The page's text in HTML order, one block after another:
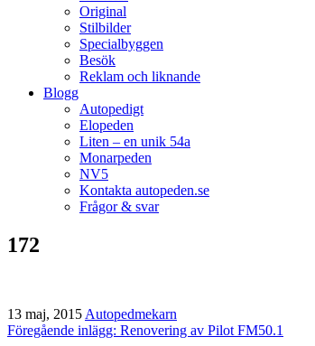
Original
Stilbilder
Specialbyggen
Besök
Reklam och liknande
Blogg
Autopedigt
Elopeden
Liten – en unik 54a
Monarpeden
NV5
Kontakta autopeden.se
Frågor & svar
172
13 maj, 2015 Autopedmekarn
Inläggsnavigering
Föregående inlägg: Renovering av Pilot FM50.1